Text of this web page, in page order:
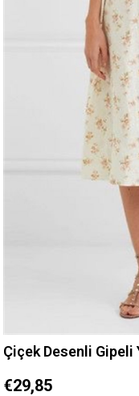
Çiçek Desenli Gipeli
€29,85